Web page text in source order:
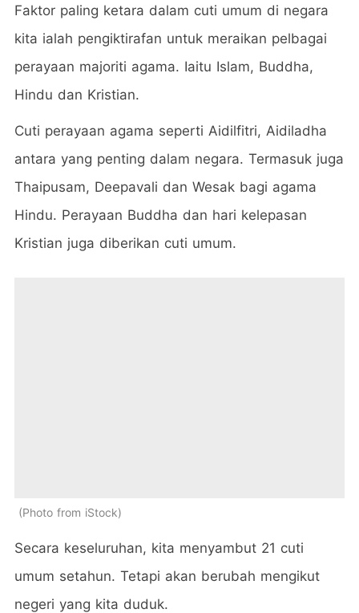
Faktor paling ketara dalam cuti umum di negara
kita ialah pengiktirafan untuk meraikan pelbagai
perayaan majoriti agama. Iaitu Islam, Buddha,
Hindu dan Kristian.
Cuti perayaan agama seperti Aidilfitri, Aidiladha
antara yang penting dalam negara. Termasuk juga
Thaipusam, Deepavali dan Wesak bagi agama
Hindu. Perayaan Buddha dan hari kelepasan
Kristian juga diberikan cuti umum.
Photo from iStock
Secara keseluruhan, kita menyambut 21 cuti
umum setahun. Tetapi akan berubah mengikut
negeri yang kita duduk.